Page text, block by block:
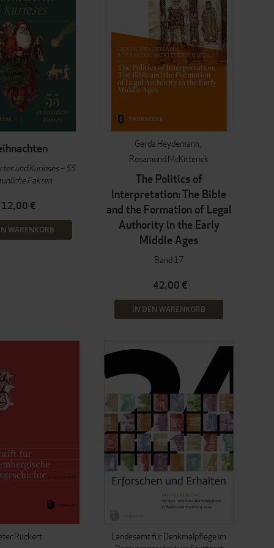
und Kurioses – 55
Fakten
12,00 €
WARENKORB
Gerda Heydemann
Rosamond McKitterick
The Politics of
Interpretation: The Bible
and the Formation of Legal
Authority in the Early
Middle Ages
Band 17
42,00 €
IN DEN WARENKORB
Rückert
Landesamt für Denkmalpflege im